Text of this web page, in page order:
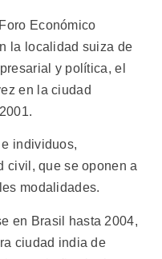
Económico
la localidad suiza de
y política, el
en la ciudad
individuos,
civil, que se oponen a
modalidades.
en Brasil hasta 2004,
ciudad india de